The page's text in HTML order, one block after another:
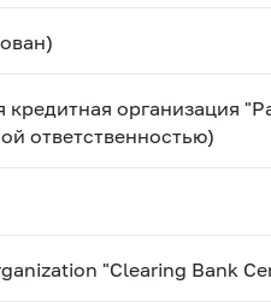
кредитная организация
ответственностью)
"Clearing Bank